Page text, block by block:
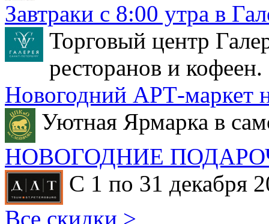
Завтраки с 8:00 утра в
Торговый центр
ресторанов и кофеен.
Новогодний АРТ-маркет
Уютная Ярмарка в
НОВОГОДНИЕ
С 1 по 31 декабря
Все скидки >